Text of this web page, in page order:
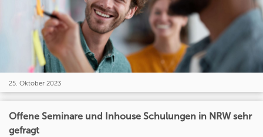
25. Oktober 2023
Offene Seminare und Inhouse Schulungen in NRW sehr
gefragt